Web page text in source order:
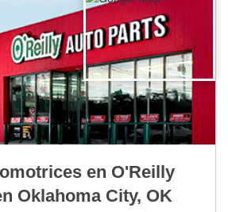
en O'Reilly
Oklahoma City, OK